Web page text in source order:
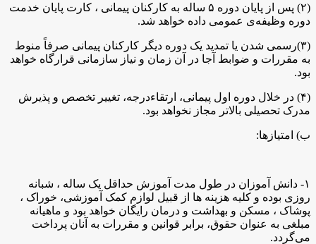
(۲) پس از پایان دوره ۵ ساله به کارکنان پیمانی ، کارت پایان خدمت
دوره وظیفه‌ی عمومی داده خواهد شد.
(۳)رسمی شدن یا تمدید یک دوره دیگر کارکنان پیمانی صرفاً منوط
به مقررات و ضوابط آجا در آن زمان و نیاز سازمانی قرارگاه خواهد
بود.
(۴) در خلال دوره اول پیمانی، ارتقاءدرجه، تغییر تخصص و پذیرش
مدرک تحصیلی بالاتر مجاز نخواهد بود.
ب) امتیازها:
۱- دانش آموزان در طول مدت آموزش حداقل یک ساله ، شبانه
روزی بوده و کلیه هزینه ها از قبیل لوازم کمک آموزشی، خوراک ،
پوشاک ، مسکن و بهداشت و درمان رایگان خواهد بود و ماهیانه
مبلغی به عنوان حقوق، برابر قوانین و مقررات به آنان پرداخت
می‌گردد.